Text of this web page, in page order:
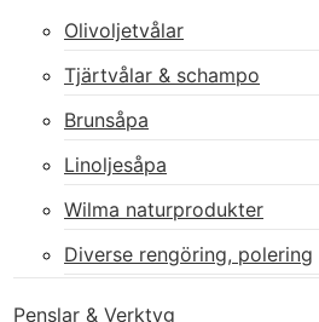
Olivoljetvålar
Tjärtvålar & schampo
Brunsåpa
Linoljesåpa
Wilma naturprodukter
Diverse rengöring, polering
Penslar & Verktyg